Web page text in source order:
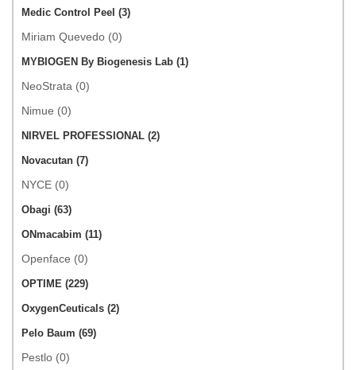
Medic Control Peel (3)
Miriam Quevedo (0)
MYBIOGEN By Biogenesis Lab (1)
NeoStrata (0)
Nimue (0)
NIRVEL PROFESSIONAL (2)
Novacutan (7)
NYCE (0)
Obagi (63)
ONmacabim (11)
Openface (0)
OPTIME (229)
OxygenCeuticals (2)
Pelo Baum (69)
Pestlo (0)